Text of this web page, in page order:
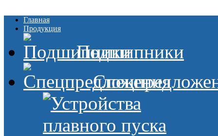
Главная
Продукция
Подшипники